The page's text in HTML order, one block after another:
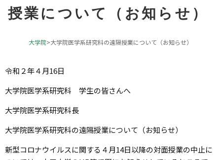
授業について（お知らせ）
大学院>大学院医学系研究科の遠隔授業について（お知らせ）
令和２年４月16日
大学院医学系研究科 学生の皆さんへ
大学院医学系研究科長
大学院医学系研究科の遠隔授業について（お知らせ）
新型コロナウイルスに関する４月14日以降の対面授業の中止に